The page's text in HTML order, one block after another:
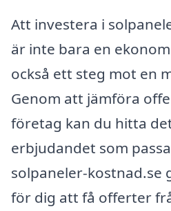
Att investera i
är inte bara en
också ett steg mot en
Genom att jämföra
företag kan du hitta
erbjudandet som
solpaneler-kostnad.se
för dig att få offerter